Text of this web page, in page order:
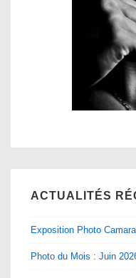
ACTUALITÉS
Exposition Photo
Photo du Mois : Juin